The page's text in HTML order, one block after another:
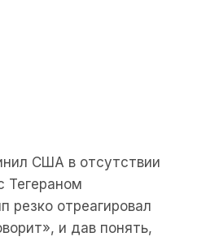
США в отсутствии
Тегераном
резко отреагировал
и дав понять,